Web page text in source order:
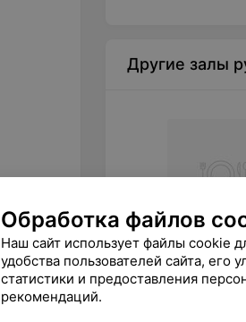
Другие залы
840 руб. за
Пралеска Общий зал
Обработка файлов
Наш сайт использует файлы cookie
удобства пользователей сайта, его
статистики и предоставления
рекомендаций.